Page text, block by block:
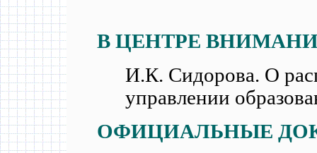
В ЦЕНТРЕ
И.К. Сидорова. О
управлении
ОФИЦИАЛЬНЫЕ